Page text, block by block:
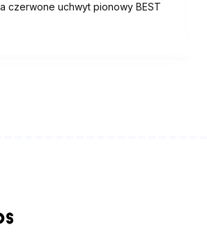
czerwone uchwyt pionowy BEST